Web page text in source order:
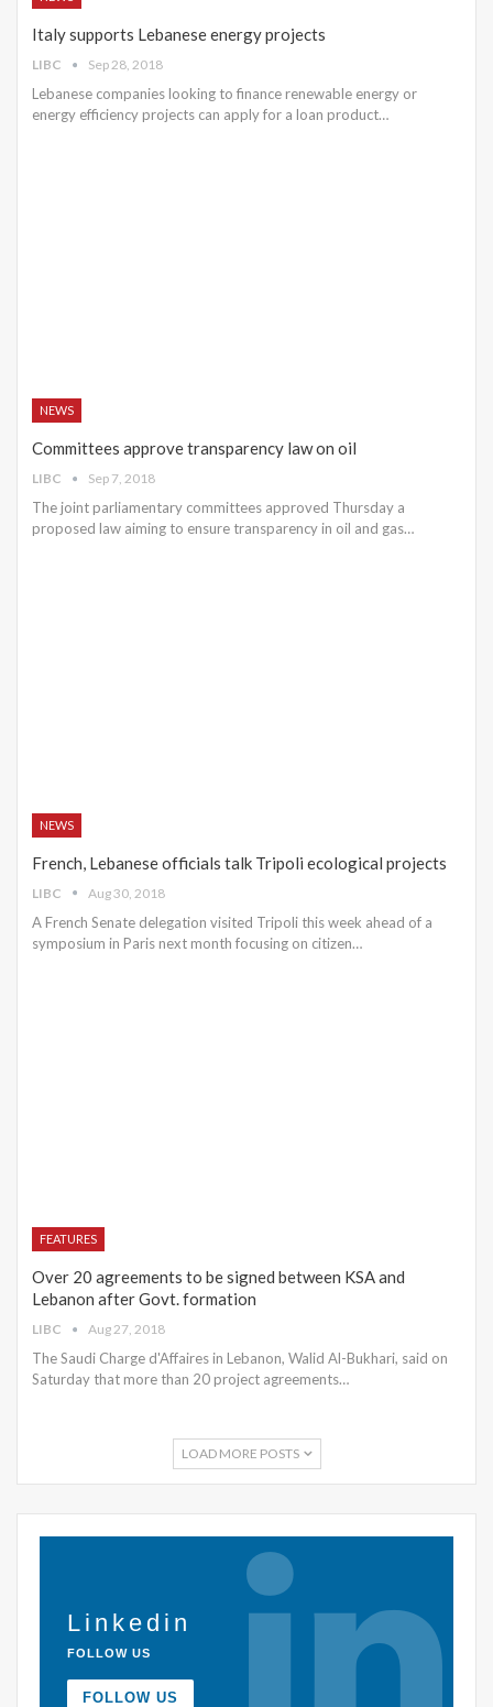
Italy supports Lebanese energy projects
LIBC Sep 28, 2018
Lebanese companies looking to finance renewable energy or
energy efficiency projects can apply for a loan product…
NEWS
Committees approve transparency law on oil
LIBC Sep 7, 2018
The joint parliamentary committees approved Thursday a
proposed law aiming to ensure transparency in oil and gas…
NEWS
French, Lebanese officials talk Tripoli ecological projects
LIBC Aug 30, 2018
A French Senate delegation visited Tripoli this week ahead of a
symposium in Paris next month focusing on citizen…
FEATURES
Over 20 agreements to be signed between KSA and
Lebanon after Govt. formation
LIBC Aug 27, 2018
The Saudi Charge d'Affaires in Lebanon, Walid Al-Bukhari, said on
Saturday that more than 20 project agreements…
LOAD MORE POSTS
Linkedin
FOLLOW US
FOLLOW US